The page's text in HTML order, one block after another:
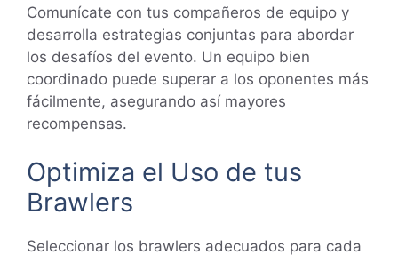
Comunícate con tus compañeros de equipo y
desarrolla estrategias conjuntas para abordar
los desafíos del evento. Un equipo bien
coordinado puede superar a los oponentes más
fácilmente, asegurando así mayores
recompensas.
Optimiza el Uso de tus
Brawlers
Seleccionar los brawlers adecuados para cada